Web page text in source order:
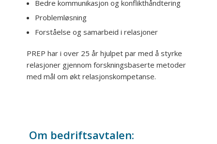
Bedre kommunikasjon og konflikthåndtering
Problemløsning
Forståelse og samarbeid i relasjoner
PREP har i over 25 år hjulpet par med å styrke
relasjoner gjennom forskningsbaserte metoder
med mål om økt relasjonskompetanse.
Om bedriftsavtalen: